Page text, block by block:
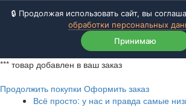
🔒 Продолжая использовать сайт, вы
обработки персональных
Принимаю
*** товар добавлен в ваш заказ
Продолжить покупки Оформить заказ
Всё просто: у нас и правда самые